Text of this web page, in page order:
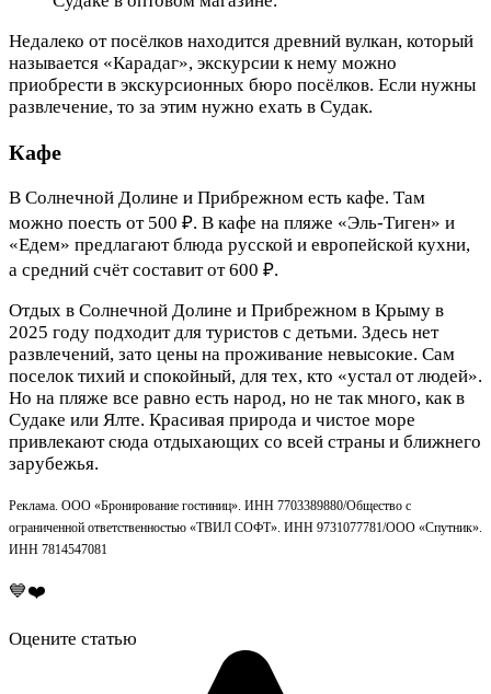
Недалеко от посёлков находится древний вулкан, который
называется «Карадаг», экскурсии к нему можно
приобрести в экскурсионных бюро посёлков. Если нужны
развлечение, то за этим нужно ехать в Судак.
Кафе
В Солнечной Долине и Прибрежном есть кафе. Там
можно поесть от 500 ₽. В кафе на пляже «Эль-Тиген» и
«Едем» предлагают блюда русской и европейской кухни,
а средний счёт составит от 600 ₽.
Отдых в Солнечной Долине и Прибрежном в Крыму в
2025 году подходит для туристов с детьми. Здесь нет
развлечений, зато цены на проживание невысокие. Сам
поселок тихий и спокойный, для тех, кто «устал от людей».
Но на пляже все равно есть народ, но не так много, как в
Судаке или Ялте. Красивая природа и чистое море
привлекают сюда отдыхающих со всей страны и ближнего
зарубежья.
Реклама. ООО «Бронирование гостиниц». ИНН 7703389880/Общество с
ограниченной ответственностью «ТВИЛ СОФТ». ИНН 9731077781/ООО «Спутник».
ИНН 7814547081
💙❤️
Оцените статью